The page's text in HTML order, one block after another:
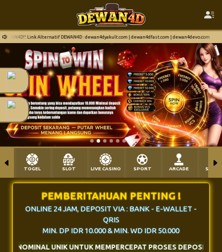
: dewan4dyakult.com | dewan4dfast.com | dewan4devo.com Selamat Datang di
TOGEL SLOT LIVE CASINO SPORT ARCADE
PEMBERITAHUAN PENTING !
ONLINE 24 JAM, DEPOSIT VIA : BANK - E-WALLET -
QRIS
MIN. DP IDR 10.000 & MIN. WD IDR 50.000
MEMPERCEPAT PROSES DEPOSIT